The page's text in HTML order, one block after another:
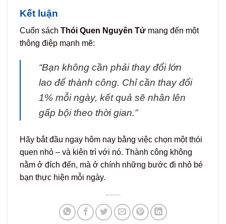
Kết luận
Cuốn sách Thói Quen Nguyên Tử mang đến một
thông điệp mạnh mẽ:
“Bạn không cần phải thay đổi lớn
lao để thành công. Chỉ cần thay đổi
1% mỗi ngày, kết quả sẽ nhân lên
gấp bội theo thời gian.”
Hãy bắt đầu ngay hôm nay bằng việc chọn một thói
quen nhỏ – và kiên trì với nó. Thành công không
nằm ở đích đến, mà ở chính những bước đi nhỏ bé
bạn thực hiện mỗi ngày.